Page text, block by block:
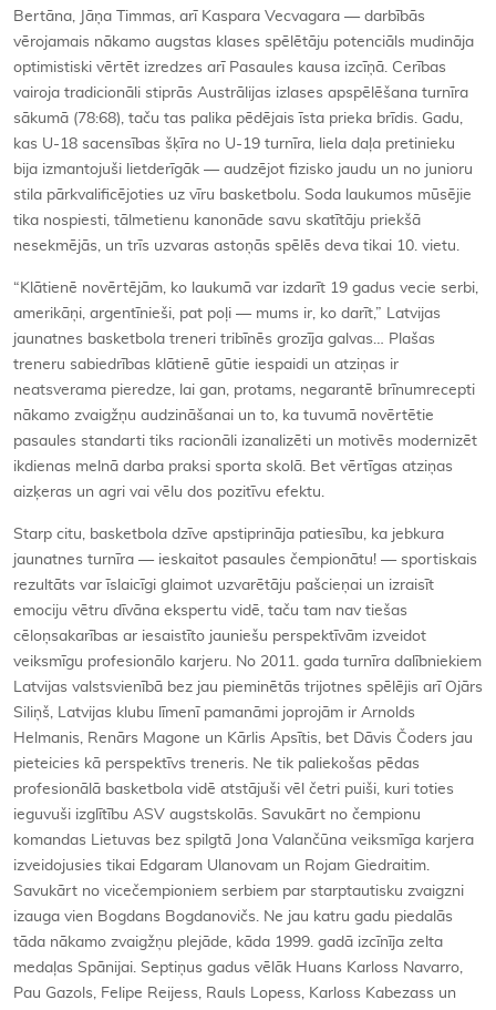
Bertāna, Jāņa Timmas, arī Kaspara Vecvagara — darbībās
vērojamais nākamo augstas klases spēlētāju potenciāls mudināja
optimistiski vērtēt izredzes arī Pasaules kausa izcīņā. Cerības
vairoja tradicionāli stiprās Austrālijas izlases apspēlēšana turnīra
sākumā (78:68), taču tas palika pēdējais īsta prieka brīdis. Gadu,
kas U-18 sacensības šķīra no U-19 turnīra, liela daļa pretinieku
bija izmantojuši lietderīgāk — audzējot fizisko jaudu un no junioru
stila pārkvalificējoties uz vīru basketbolu. Soda laukumos mūsējie
tika nospiesti, tālmetienu kanonāde savu skatītāju priekšā
nesekmējās, un trīs uzvaras astoņās spēlēs deva tikai 10. vietu.
“Klātienē novērtējām, ko laukumā var izdarīt 19 gadus vecie serbi,
amerikāņi, argentīnieši, pat poļi — mums ir, ko darīt,” Latvijas
jaunatnes basketbola treneri tribīnēs grozīja galvas… Plašas
treneru sabiedrības klātienē gūtie iespaidi un atziņas ir
neatsverama pieredze, lai gan, protams, negarantē brīnumrecepti
nākamo zvaigžņu audzināšanai un to, ka tuvumā novērtētie
pasaules standarti tiks racionāli izanalizēti un motivēs modernizēt
ikdienas melnā darba praksi sporta skolā. Bet vērtīgas atziņas
aizķeras un agri vai vēlu dos pozitīvu efektu.
Starp citu, basketbola dzīve apstiprināja patiesību, ka jebkura
jaunatnes turnīra — ieskaitot pasaules čempionātu! — sportiskais
rezultāts var īslaicīgi glaimot uzvarētāju pašcieņai un izraisīt
emociju vētru dīvāna ekspertu vidē, taču tam nav tiešas
cēloņsakarības ar iesaistīto jauniešu perspektīvām izveidot
veiksmīgu profesionālo karjeru. No 2011. gada turnīra dalībniekiem
Latvijas valstsvienībā bez jau pieminētās trijotnes spēlējis arī Ojārs
Siliņš, Latvijas klubu līmenī pamanāmi joprojām ir Arnolds
Helmanis, Renārs Magone un Kārlis Apsītis, bet Dāvis Čoders jau
pieteicies kā perspektīvs treneris. Ne tik paliekošas pēdas
profesionālā basketbola vidē atstājuši vēl četri puiši, kuri toties
ieguvuši izglītību ASV augstskolās. Savukārt no čempionu
komandas Lietuvas bez spilgtā Jona Valančūna veiksmīga karjera
izveidojusies tikai Edgaram Ulanovam un Rojam Giedraitim.
Savukārt no vicečempioniem serbiem par starptautisku zvaigzni
izauga vien Bogdans Bogdanovičs. Ne jau katru gadu piedalās
tāda nākamo zvaigžņu plejāde, kāda 1999. gadā izcīnīja zelta
medaļas Spānijai. Septiņus gadus vēlāk Huans Karloss Navarro,
Pau Gazols, Felipe Reijess, Rauls Lopess, Karloss Kabezass un